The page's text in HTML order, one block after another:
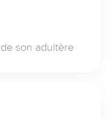
son adultère